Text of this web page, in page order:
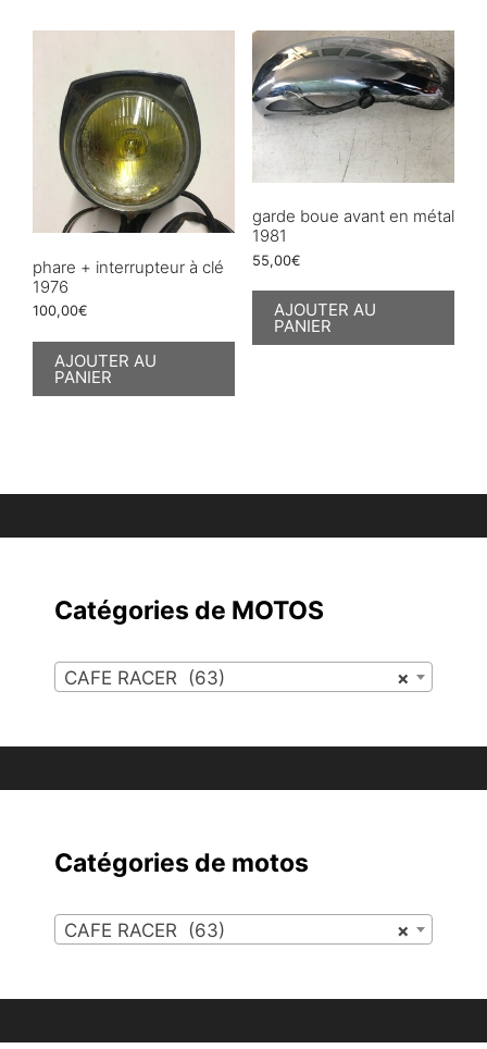
phare + interrupteur à clé
1976
100,00€
AJOUTER AU
PANIER
garde boue avant en métal
1981
55,00€
AJOUTER AU
PANIER
Catégories de MOTOS
×
CAFE RACER (63)
Catégories de motos
×
CAFE RACER (63)